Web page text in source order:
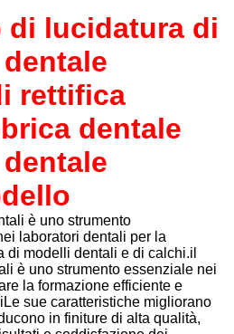
di lucidatura di
rettifica
dentale
è uno strumento
laboratori dentali per la
di modelli dentali e di calchi.il
è uno strumento essenziale nei
la formazione efficiente e
sue caratteristiche migliorano
in finiture di alta qualità,